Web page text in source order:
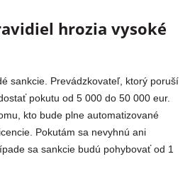
hrozia vysoké
sankcie. Prevádzkovateľ, ktorý poruší
pokutu od 5 000 do 50 000 eur.
kto bude plne automatizované
Pokutám sa nevyhnú ani
sa sankcie budú pohybovať od 1